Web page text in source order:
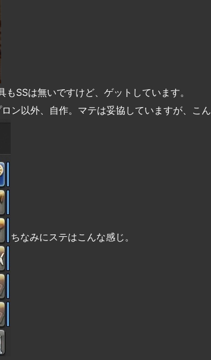
SSは無いですけど、ゲットしています。
ン以外、自作。マテは妥協していますが、こん
ちなみにステはこんな感じ。